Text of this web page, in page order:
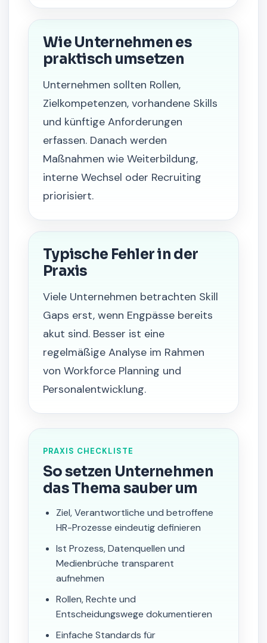
Wie Unternehmen es
praktisch umsetzen
Unternehmen sollten Rollen,
Zielkompetenzen, vorhandene Skills
und künftige Anforderungen
erfassen. Danach werden
Maßnahmen wie Weiterbildung,
interne Wechsel oder Recruiting
priorisiert.
Typische Fehler in der
Praxis
Viele Unternehmen betrachten Skill
Gaps erst, wenn Engpässe bereits
akut sind. Besser ist eine
regelmäßige Analyse im Rahmen
von Workforce Planning und
Personalentwicklung.
PRAXIS CHECKLISTE
So setzen Unternehmen
das Thema sauber um
Ziel, Verantwortliche und betroffene
HR-Prozesse eindeutig definieren
Ist Prozess, Datenquellen und
Medienbrüche transparent
aufnehmen
Rollen, Rechte und
Entscheidungswege dokumentieren
Einfache Standards für